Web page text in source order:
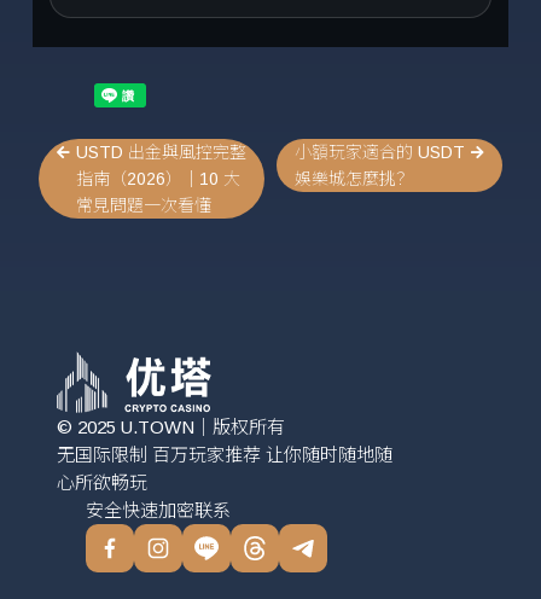
USTD 出金與風控完整
指南（2026）｜10 大
常見問題一次看懂
小額玩家適合的 USDT
娛樂城怎麼挑？
© 2025 U.TOWN｜版权所有
无国际限制 百万玩家推荐 让你随时随地随
心所欲畅玩
安全快速加密联系